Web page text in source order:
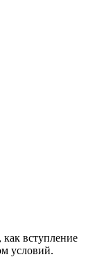
вступление
условий.